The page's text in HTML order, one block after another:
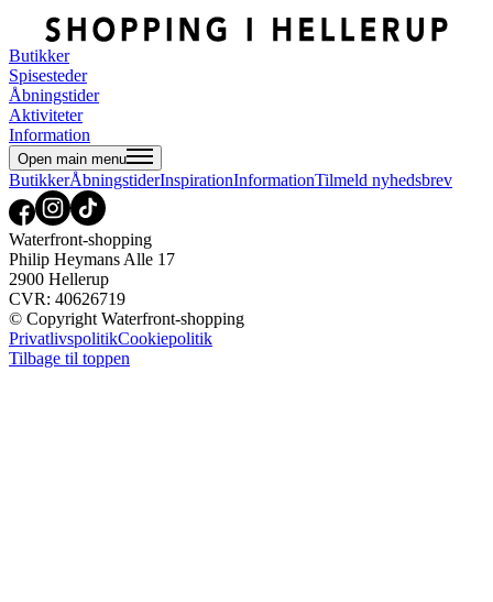
Butikker
Spisesteder
Åbningstider
Aktiviteter
Information
Open main menu
ButikkerÅbningstiderInspirationInformationTilmeld nyhedsbrev
Waterfront-shopping
Philip Heymans Alle 17
2900 Hellerup
CVR: 40626719
© Copyright Waterfront-shopping
PrivatlivspolitikCookiepolitik
Tilbage til toppen